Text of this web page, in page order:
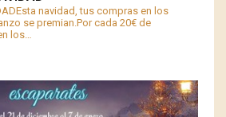
navidad, tus compras en los
se premian.Por cada 20€ de
los…